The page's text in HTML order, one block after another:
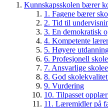
Kunnskapsskolen bærer
1. Fagene bærer
2. Tid til
3. En demokratisk
4. Kompetente
5. Høyere
6. Profesjonell
7. Ansvarlige
8. God
9. Vurdering
10. Tilpasset
11. Læremidler på